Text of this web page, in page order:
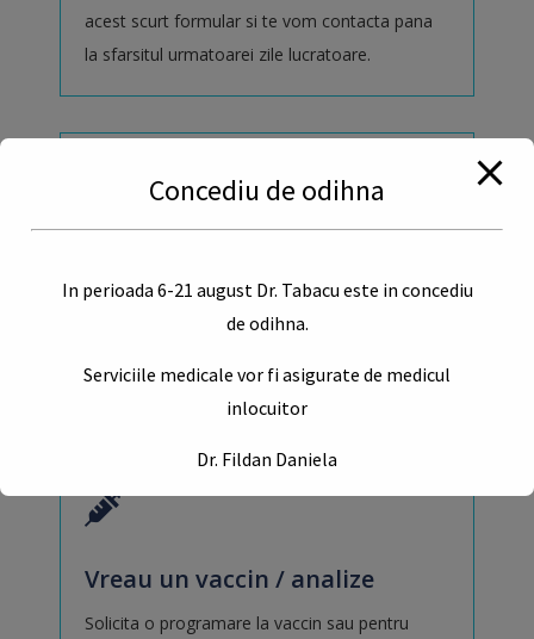
acest scurt formular si te vom contacta pana
la sfarsitul urmatoarei zile lucratoare.
document
Ai nevoie de o consultatie pentru eliberarea de
alte documente medicale?
Vreau un vaccin / analize
Solicita o programare la vaccin sau pentru
Concediu de odihna
In perioada 6-21 august Dr. Tabacu este in concediu
de odihna.
Serviciile medicale vor fi asigurate de medicul
inlocuitor
Dr. Fildan Daniela